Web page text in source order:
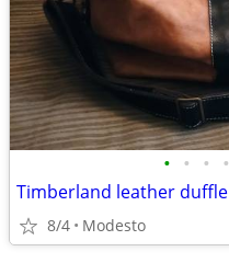
• • • •
Timberland leather duffle
8/4 Modesto